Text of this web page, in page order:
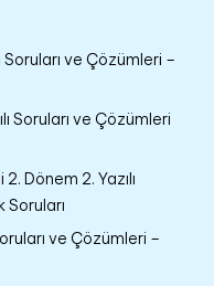
Soruları ve Çözümleri –
Soruları ve Çözümleri
2. Dönem 2. Yazılı
Soruları
ve Çözümleri –